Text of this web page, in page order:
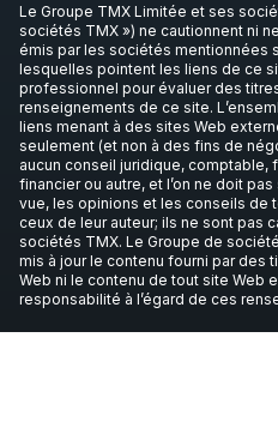
Le Groupe TMX Limitée et ses
sociétés TMX ») ne cautionnent ni
émis par les sociétés mentionnées
lesquelles pointent les liens de ce
professionnel pour évaluer des
renseignements de ce site.
liens menant à des sites Web
seulement (et non à des fins de
aucun conseil juridique, comptable,
financier ou autre, et l’on ne doit
vue, les opinions et les conseils de
ceux de leur auteur; ils ne sont pas
sociétés TMX. Le Groupe de
mis à jour le contenu fourni par des
Web ni le contenu de tout site Web
responsabilité à l’égard de ces